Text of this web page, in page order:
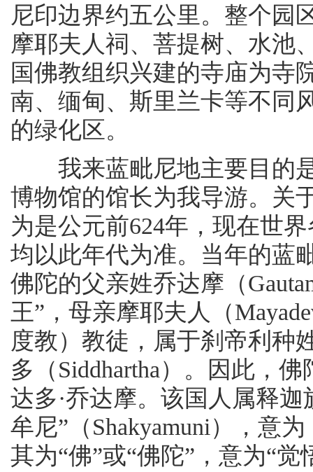
尼印边界约五公里。整个园
摩耶夫人祠、菩提树、水池
国佛教组织兴建的寺庙为寺
南、缅甸、斯里兰卡等不同
的绿化区。
我来蓝毗尼地主要目的是
博物馆的馆长为我导游。关
为是公元前624年，现在世
均以此年代为准。当年的蓝
佛陀的父亲姓乔达摩（
王”，母亲摩耶夫人（
度教）教徒，属于刹帝利种
多（Siddhartha）。因此，
达多·乔达摩。该国人属释迦
牟尼”（Shakyamuni），意
其为“佛”或“佛陀”，意为“觉